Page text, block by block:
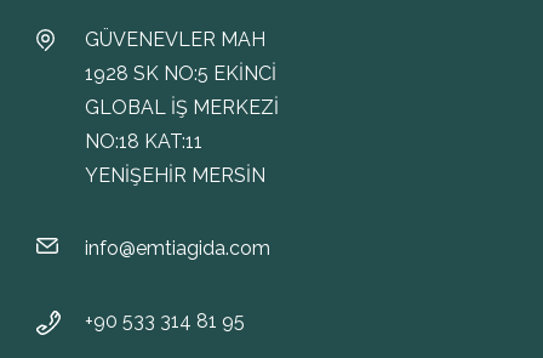
GÜVENEVLER MAH
1928 SK NO:5 EKİNCİ
GLOBAL İŞ MERKEZİ
NO:18 KAT:11
YENİŞEHİR MERSİN
info@emtiagida.com
+90 533 314 81 95